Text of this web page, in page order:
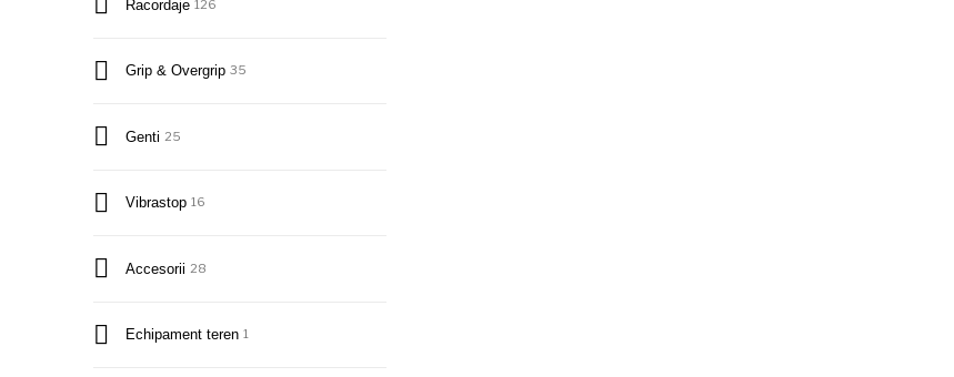
Racordaje 126
Grip & Overgrip 35
Genti 25
Vibrastop 16
Accesorii 28
Echipament teren 1